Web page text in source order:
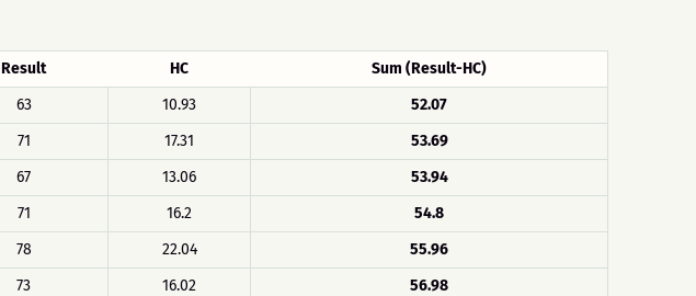
Result HC
Sum (Result-HC)
63 10.93
52.07
71 17.31
53.69
67 13.06
53.94
71 16.2
54.8
78 22.04
55.96
73 16.02
56.98